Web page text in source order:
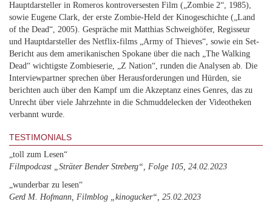
Hauptdarsteller in Romeros kontroversesten Film („Zombie 2“, 1985),
sowie Eugene Clark, der erste Zombie-Held der Kinogeschichte („Land
of the Dead“, 2005). Gespräche mit Matthias Schweighöfer, Regisseur
und Hauptdarsteller des Netflix-films „Army of Thieves“, sowie ein Set-
Bericht aus dem amerikanischen Spokane über die nach „The Walking
Dead“ wichtigste Zombieserie, „Z Nation“, runden die Analysen ab. Die
Interviewpartner sprechen über Herausforderungen und Hürden, sie
berichten auch über den Kampf um die Akzeptanz eines Genres, das zu
Unrecht über viele Jahrzehnte in die Schmuddelecken der Videotheken
verbannt wurde.
TESTIMONIALS
„toll zum Lesen“
Filmpodcast „Sträter Bender Streberg“, Folge 105, 24.02.2023
„wunderbar zu lesen“
Gerd M. Hofmann, Filmblog „kinogucker“, 25.02.2023